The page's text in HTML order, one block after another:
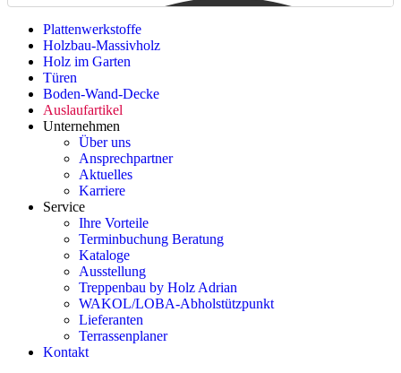
Plattenwerkstoffe
Holzbau-Massivholz
Holz im Garten
Türen
Boden-Wand-Decke
Auslaufartikel
Unternehmen
Über uns
Ansprechpartner
Aktuelles
Karriere
Service
Ihre Vorteile
Terminbuchung Beratung
Kataloge
Ausstellung
Treppenbau by Holz Adrian
WAKOL/LOBA-Abholstützpunkt
Lieferanten
Terrassenplaner
Kontakt